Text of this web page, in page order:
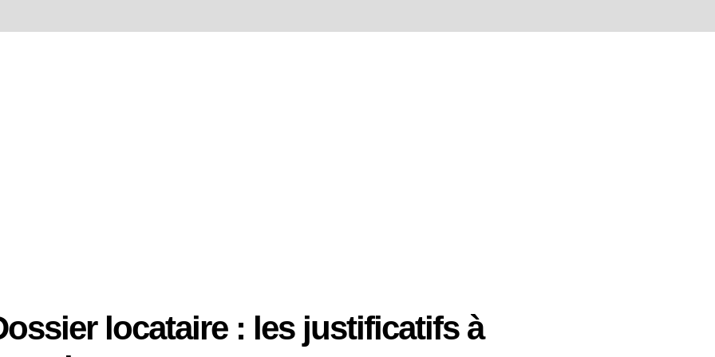
locataire : les justificatifs à